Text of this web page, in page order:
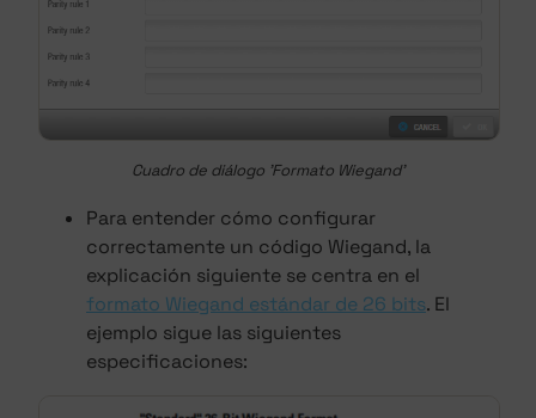
Cuadro de diálogo 'Formato Wiegand'
Para entender cómo configurar
correctamente un código Wiegand, la
explicación siguiente se centra en el
formato Wiegand estándar de 26 bits. El
ejemplo sigue las siguientes
especificaciones: